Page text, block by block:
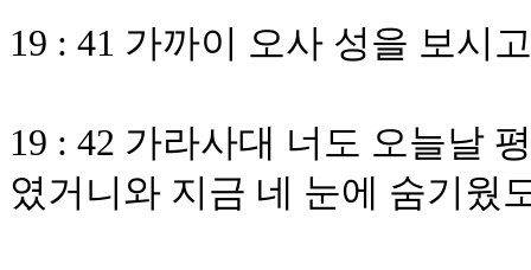
19 : 41 가까이 오사 성을 보시
19 : 42 가라사대 너도 오늘날
였거니와 지금 네 눈에 숨기웠